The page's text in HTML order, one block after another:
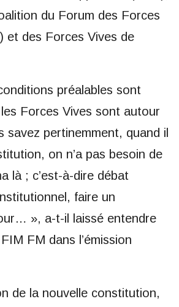
du Forum des Forces
et des Forces Vives de
préalables sont
Forces Vives sont autour
savez pertinemment, quand il
on n’a pas besoin de
là ; c’est-à-dire débat
faire un
», a-t-il laissé entendre
FM dans l’émission
de la nouvelle constitution,